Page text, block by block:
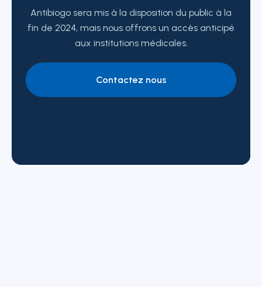
Antibiogo sera mis à la disposition du public à la
fin de 2024, mais nous offrons un accès anticipé
aux institutions médicales.
Contactez nous